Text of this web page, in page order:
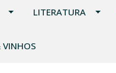
LITERATURA
VINHOS